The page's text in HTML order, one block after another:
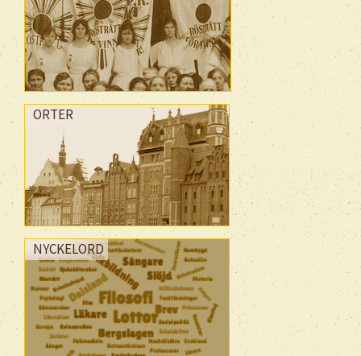
ORTER
NYCKELORD